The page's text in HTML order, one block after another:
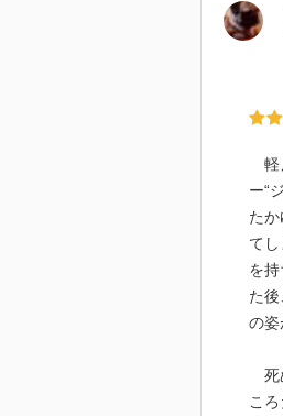
軽
ー“
た
て
を
た
の姿
死
こ